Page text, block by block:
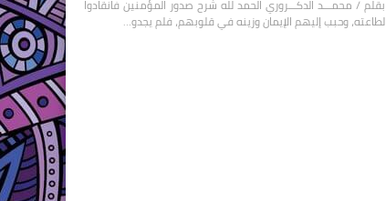
بقلم / محمـــد الدكـــروري الحمد لله شرح صدور المؤمنين فانقادوا
لطاعته، وحبب إليهم الإيمان وزينه في قلوبهم، فلم يجدو…